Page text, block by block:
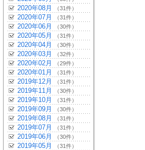
2020年08月 （31件）
2020年07月 （31件）
2020年06月 （30件）
2020年05月 （31件）
2020年04月 （30件）
2020年03月 （32件）
2020年02月 （29件）
2020年01月 （31件）
2019年12月 （31件）
2019年11月 （30件）
2019年10月 （31件）
2019年09月 （30件）
2019年08月 （31件）
2019年07月 （31件）
2019年06月 （30件）
2019年05月 （31件）